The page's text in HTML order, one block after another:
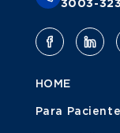
3003-
HOME
Para